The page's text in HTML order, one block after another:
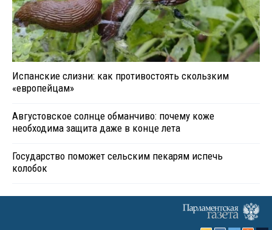
Испанские слизни: как противостоять скользким
«европейцам»
Августовское солнце обманчиво: почему коже
необходима защита даже в конце лета
Государство поможет сельским пекарям испечь
колобок